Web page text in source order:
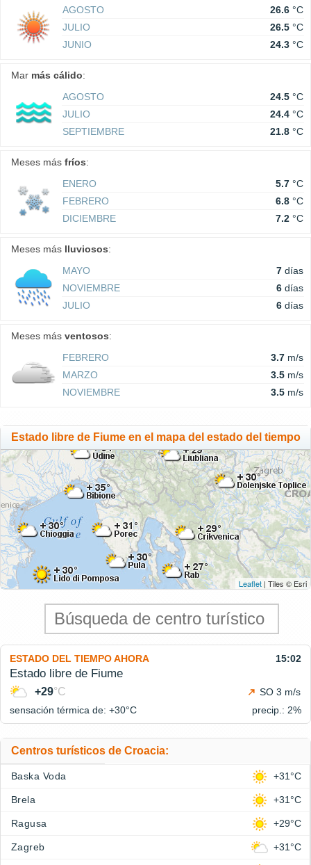
AGOSTO 26.6 °C
JULIO
26.5 °C
JUNIO
24.3 °C
Mar más cálido:
AGOSTO
24.5 °C
JULIO
24.4 °C
SEPTIEMBRE
21.8 °C
Meses más fríos:
ENERO
5.7 °C
FEBRERO
6.8 °C
DICIEMBRE
7.2 °C
Meses más lluviosos:
MAYO
7 días
NOVIEMBRE
6 días
JULIO
6 días
Meses más ventosos:
FEBRERO
3.7 m/s
MARZO
3.5 m/s
NOVIEMBRE
3.5 m/s
Estado libre de Fiume en el mapa del estado del tiempo
Leaflet | Tiles © Esri
ESTADO DEL TIEMPO AHORA 15:02
Estado libre de Fiume
+29°C
SO 3 m/s
sensación térmica de: +30°C precip.: 2%
Centros turísticos de Croacia:
Baska Voda +31°C
Brela +31°C
Ragusa +29°C
Zagreb +31°C